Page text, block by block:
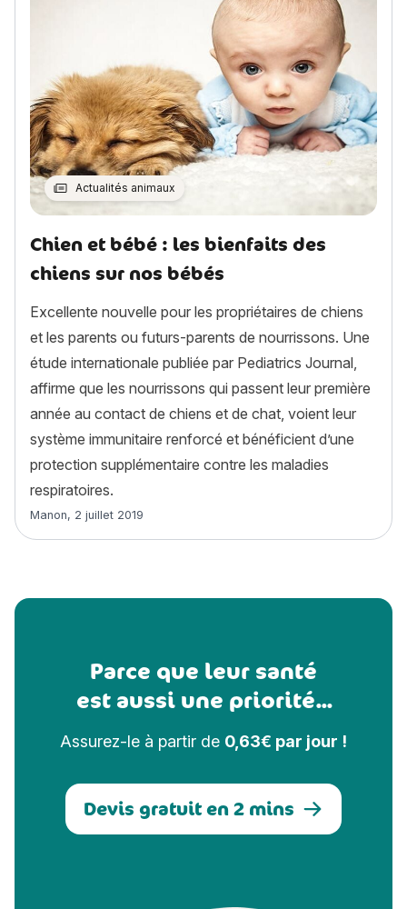
Actualités animaux
Chien et bébé : les bienfaits des
chiens sur nos bébés
Excellente nouvelle pour les propriétaires de chiens
et les parents ou futurs-parents de nourrissons. Une
étude internationale publiée par Pediatrics Journal,
affirme que les nourrissons qui passent leur première
année au contact de chiens et de chat, voient leur
système immunitaire renforcé et bénéficient d’une
protection supplémentaire contre les maladies
respiratoires.
Article rédigé par
Manon, 2 juillet 2019
Parce que leur santé
est aussi une priorité...
Assurez-le à partir de 0,63€ par jour !
Devis gratuit en 2 mins